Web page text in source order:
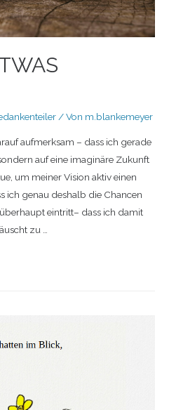
/ Von m.blankemeyer
aufmerksam – dass ich gerade
auf eine imaginäre Zukunft
um meiner Vision aktiv einen
ich genau deshalb die Chancen
eintritt– dass ich damit
zu …